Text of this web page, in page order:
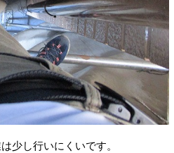
少し行いにくいです。